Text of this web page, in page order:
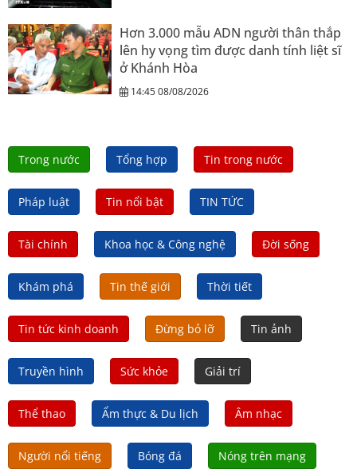
Hơn 3.000 mẫu ADN người thân thắp
lên hy vọng tìm được danh tính liệt sĩ
ở Khánh Hòa
14:45 08/08/2026
Trong nước Tổng hợp Tin trong nước
Pháp luật Tin nổi bật TIN TỨC
Tài chính Khoa học & Công nghệ Đời sống
Khám phá Tin thế giới Thời tiết
Tin tức kinh doanh Đừng bỏ lỡ Tin ảnh
Truyền hình Sức khỏe Giải trí
Thể thao Ẩm thực & Du lịch Âm nhạc
Người nổi tiếng Bóng đá Nóng trên mạng